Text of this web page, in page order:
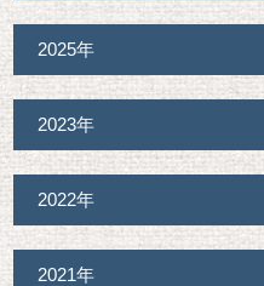
2025年
2023年
2022年
2021年